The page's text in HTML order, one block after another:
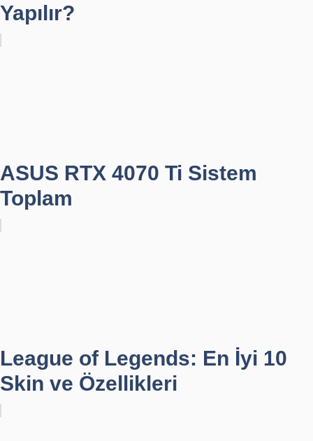
Yapılır?
ASUS RTX 4070 Ti Sistem
Toplam
League of Legends: En İyi 10
Skin ve Özellikleri